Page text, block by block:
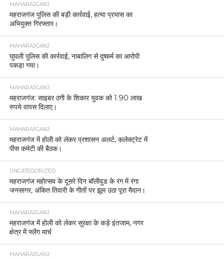
MAHARAJGANJ
महराजगंज पुलिस की बड़ी कार्रवाई, हत्या प्रयास का
अभियुक्त गिरफ्तार।
MAHARAJGANJ
घुघली पुलिस की कार्रवाई, नाबालिग से दुष्कर्म का आरोपी
पकड़ा गया।
MAHARAJGANJ
महराजगंज: साइबर ठगी के शिकार युवक को 1.90 लाख
रुपये वापस दिलाए।
MAHARAJGANJ
महराजगंज में होली को लेकर प्रशासन अलर्ट, कलेक्ट्रेट में
पीस कमेटी की बैठक।
UNCATEGORIZED
महराजगंज महोत्सव के दूसरे दिन बॉलीवुड के रंग में रंगा
जनसागर, अंकित तिवारी के गीतों पर झूम उठा पूरा मैदान।
MAHARAJGANJ
महराजगंज में होली को लेकर सुरक्षा के कड़े इंतजाम, नगर
क्षेत्र में फ्लैग मार्च
MAHARAJGANJ